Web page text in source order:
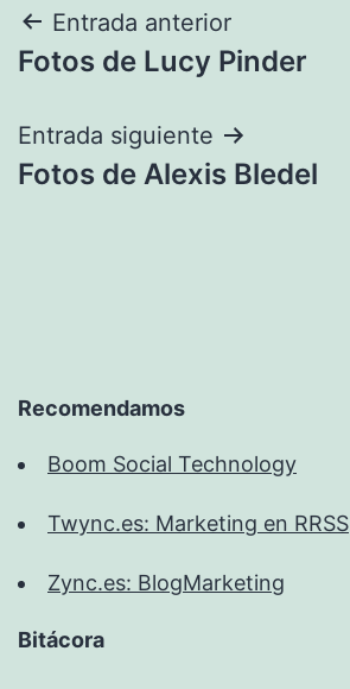
Navegación
de
entradas
Entrada anterior
Fotos de Lucy Pinder
Entrada siguiente
Fotos de Alexis Bledel
Recomendamos
Boom Social Technology
Twync.es: Marketing en RRSS
Zync.es: BlogMarketing
Bitácora